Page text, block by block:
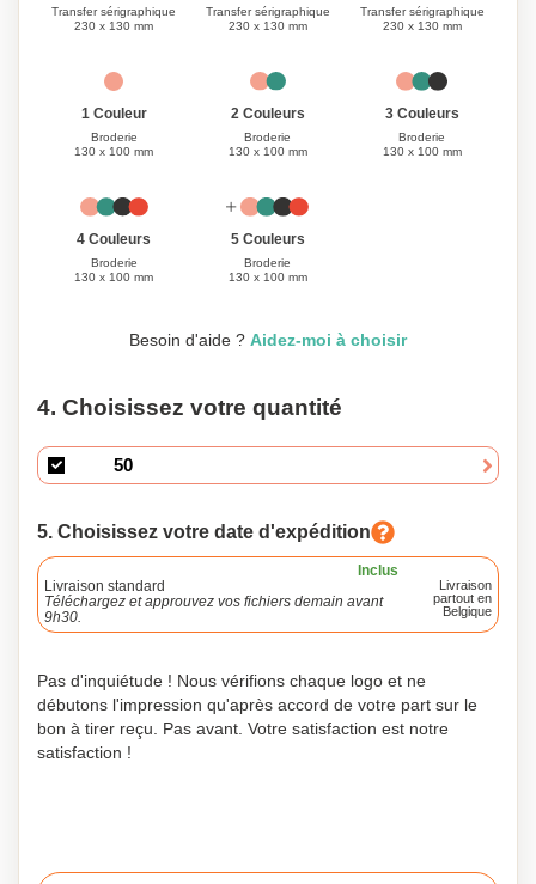
Transfer sérigraphique
230 x 130 mm
Transfer sérigraphique
230 x 130 mm
Transfer sérigraphique
230 x 130 mm
1 Couleur
Broderie
130 x 100 mm
2 Couleurs
Broderie
130 x 100 mm
3 Couleurs
Broderie
130 x 100 mm
4 Couleurs
Broderie
130 x 100 mm
5 Couleurs
Broderie
130 x 100 mm
Besoin d'aide ? Aidez-moi à choisir
4. Choisissez votre quantité
5. Choisissez votre date d'expédition
Inclus
Livraison standard
Téléchargez et approuvez vos fichiers demain avant
9h30.
Livraison
partout en
Belgique
Pas d'inquiétude ! Nous vérifions chaque logo et ne
débutons l'impression qu'après accord de votre part sur le
bon à tirer reçu. Pas avant. Votre satisfaction est notre
satisfaction !